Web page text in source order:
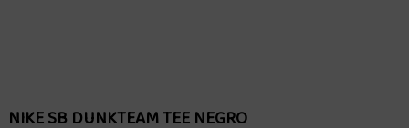
NIKE SB DUNKTEAM TEE NEGRO